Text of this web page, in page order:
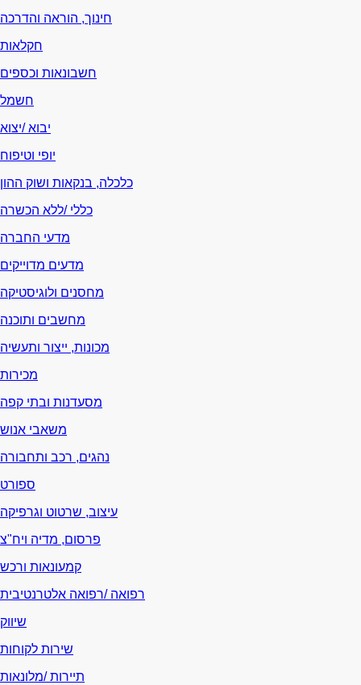
חינוך, הוראה והדרכה
חקלאות
חשבונאות וכספים
חשמל
יבוא /יצוא
יופי וטיפוח
כלכלה, בנקאות ושוק ההון
כללי /ללא הכשרה
מדעי החברה
מדעים מדוייקים
מחסנים ולוגיסטיקה
מחשבים ותוכנה
מכונות, ייצור ותעשיה
מכירות
מסעדנות ובתי קפה
משאבי אנוש
נהגים, רכב ותחבורה
ספורט
עיצוב, שרטוט וגרפיקה
פרסום, מדיה ויח"צ
קמעונאות ורכש
רפואה /רפואה אלטרנטיבית
שיווק
שירות לקוחות
תיירות /מלונאות